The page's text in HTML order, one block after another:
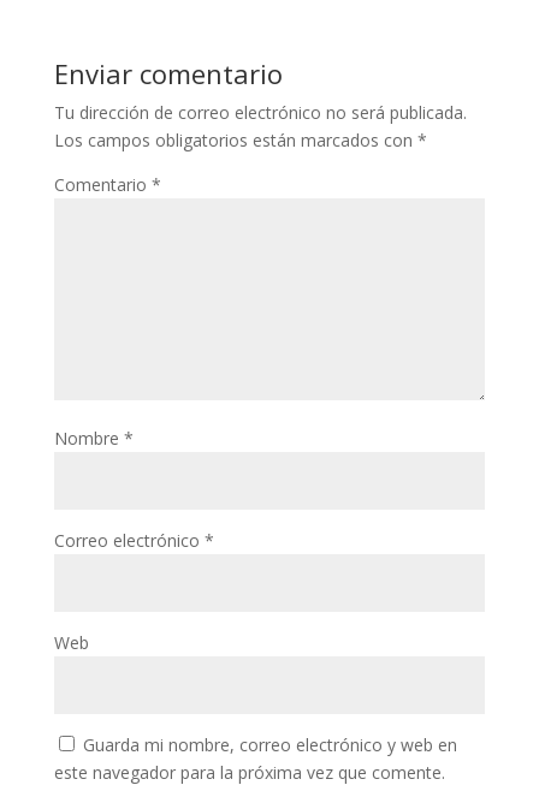
Enviar comentario
Tu dirección de correo electrónico no será publicada.
Los campos obligatorios están marcados con *
Comentario *
Nombre *
Correo electrónico *
Web
Guarda mi nombre, correo electrónico y web en
este navegador para la próxima vez que comente.